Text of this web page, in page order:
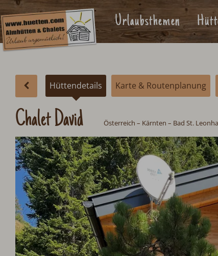
Urlaubsthemen
Hüttendetails Karte & Routenplanung
Chalet David Österreich – Kärnten – Bad St.